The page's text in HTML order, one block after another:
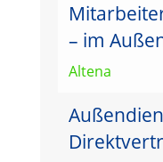
– im
Altena